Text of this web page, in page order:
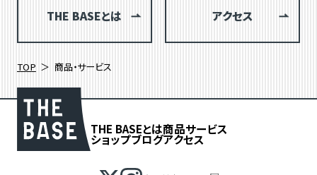
THE BASEとは アクセス
TOP 商品・サービス
THE BASEとは商品サービス
ショップブログアクセス